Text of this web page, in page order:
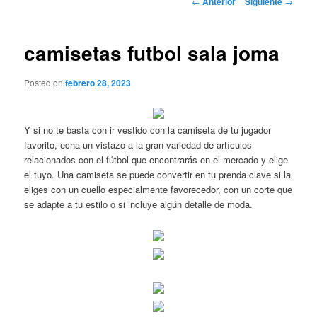
camisetas futbol sala joma
Posted onfebrero 28, 2023
Y si no te basta con ir vestido con la camiseta de tu jugador
favorito, echa un vistazo a la gran variedad de artículos
relacionados con el fútbol que encontrarás en el mercado y elige
el tuyo. Una camiseta se puede convertir en tu prenda clave si la
eliges con un cuello especialmente favorecedor, con un corte que
se adapte a tu estilo o si incluye algún detalle de moda.